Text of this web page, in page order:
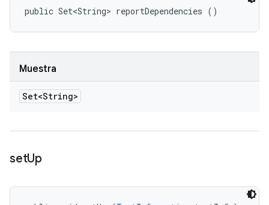
public Set<String> reportDependencies ()
Muestra
Set<String>
setUp